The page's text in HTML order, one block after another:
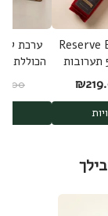
Reserve
המארז המלא - 5 תערובות
קנייה,
-
המקורי היה: ₪252.00.
₪המחיר הנוכחי הוא: